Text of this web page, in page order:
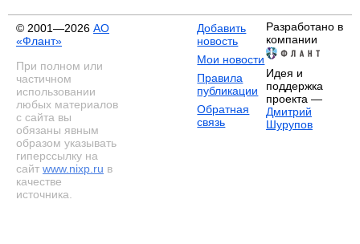
© 2001—2026 АО
«Флант»
При полном или
частичном
использовании
любых материалов
с сайта вы
обязаны явным
образом указывать
гиперссылку на
сайт www.nixp.ru в
качестве
источника.
Добавить
новость
Мои новости
Правила
публикации
Обратная
связь
Разработано в
компании
Идея и
поддержка
проекта —
Дмитрий
Шурупов